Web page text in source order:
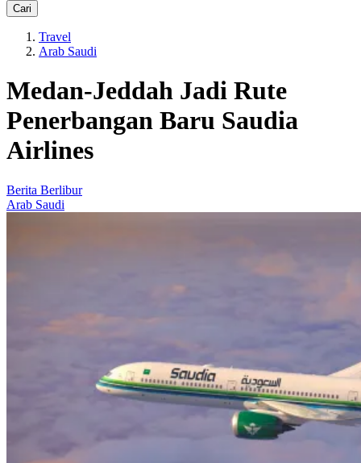
Cari
Travel
Arab Saudi
Medan-Jeddah Jadi Rute
Penerbangan Baru Saudia
Airlines
Berita Berlibur
Arab Saudi